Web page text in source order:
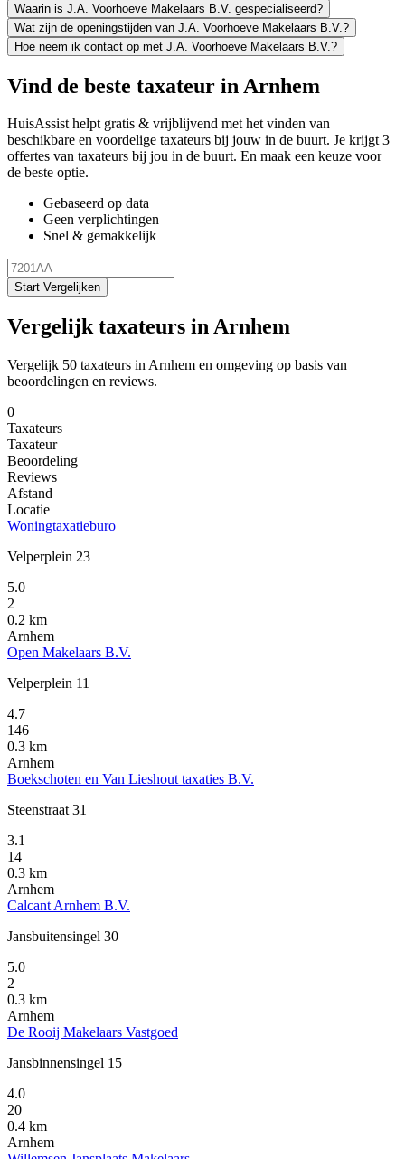
Waarin is J.A. Voorhoeve Makelaars B.V. gespecialiseerd?
Wat zijn de openingstijden van J.A. Voorhoeve Makelaars B.V.?
Hoe neem ik contact op met J.A. Voorhoeve Makelaars B.V.?
Vind de beste taxateur in Arnhem
HuisAssist helpt gratis & vrijblijvend met het vinden van
beschikbare en voordelige taxateurs bij jouw in de buurt. Je krijgt 3
offertes van taxateurs bij jou in de buurt. En maak een keuze voor
de beste optie.
Gebaseerd op data
Geen verplichtingen
Snel & gemakkelijk
Start Vergelijken
Vergelijk taxateurs in Arnhem
Vergelijk 50 taxateurs in Arnhem en omgeving op basis van
beoordelingen en reviews.
0
Taxateurs
Taxateur
Beoordeling
Reviews
Afstand
Locatie
Woningtaxatieburo
Velperplein 23
5.0
2
0.2 km
Arnhem
Open Makelaars B.V.
Velperplein 11
4.7
146
0.3 km
Arnhem
Boekschoten en Van Lieshout taxaties B.V.
Steenstraat 31
3.1
14
0.3 km
Arnhem
Calcant Arnhem B.V.
Jansbuitensingel 30
5.0
2
0.3 km
Arnhem
De Rooij Makelaars Vastgoed
Jansbinnensingel 15
4.0
20
0.4 km
Arnhem